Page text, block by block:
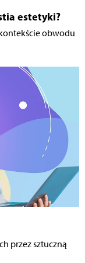
estetyki?
obwodu
przez sztuczną